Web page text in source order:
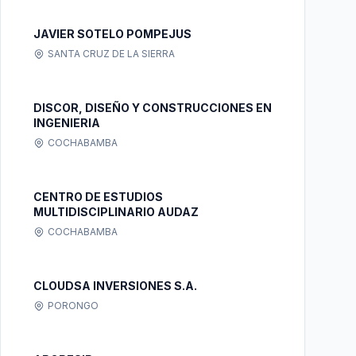
JAVIER SOTELO POMPEJUS
SANTA CRUZ DE LA SIERRA
DISCOR, DISEÑO Y CONSTRUCCIONES EN
INGENIERIA
COCHABAMBA
CENTRO DE ESTUDIOS
MULTIDISCIPLINARIO AUDAZ
COCHABAMBA
CLOUDSA INVERSIONES S.A.
PORONGO